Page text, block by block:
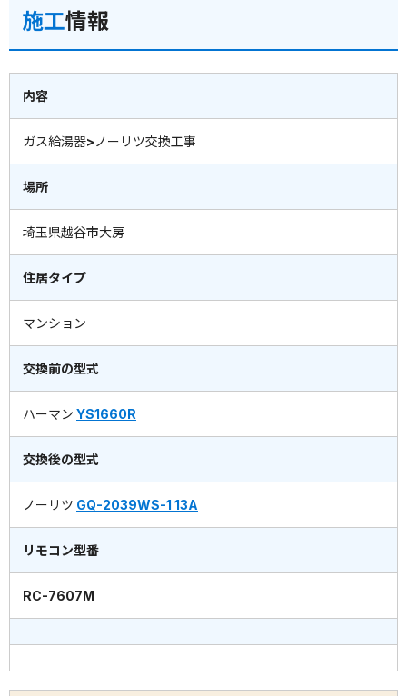
施工情報
内容
ガス給湯器>ノーリツ交換工事
場所
埼玉県越谷市大房
住居タイプ
マンション
交換前の型式
ハーマン YS1660R
交換後の型式
ノーリツ GQ-2039WS-1 13A
リモコン型番
RC-7607M